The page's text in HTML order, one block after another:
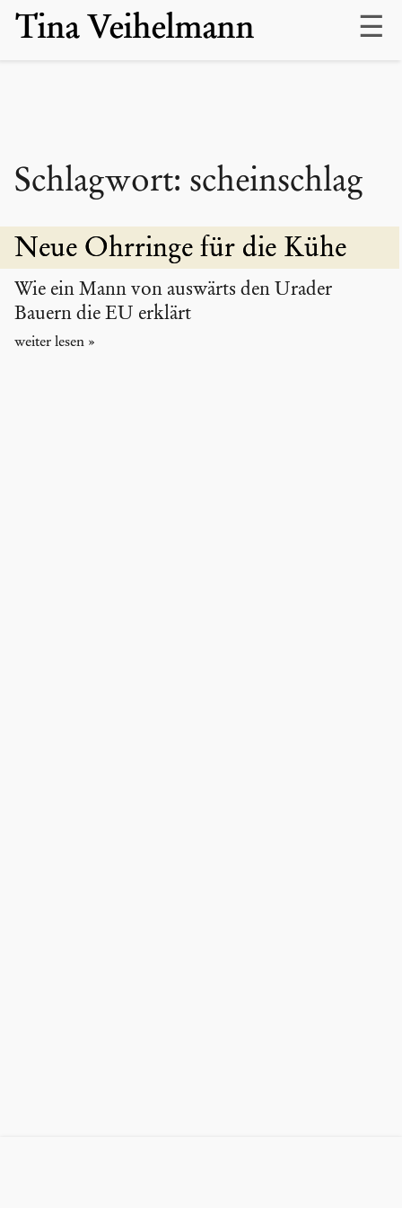
Skip
Tina Veihelmann
Schlagwort: scheinschlag
Neue Ohrringe für die Kühe
Wie ein Mann von auswärts den Urader
Bauern die EU erklärt